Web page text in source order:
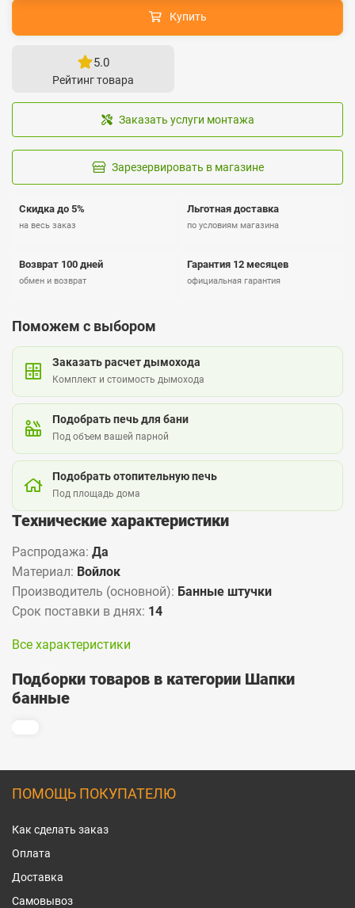
Купить
5.0
Рейтинг товара
Заказать услуги монтажа
Зарезервировать в магазине
Скидка до 5%
на весь заказ
Льготная доставка
по условиям магазина
Возврат 100 дней
обмен и возврат
Гарантия 12 месяцев
официальная гарантия
Поможем с выбором
Заказать расчет дымохода
Комплект и стоимость дымохода
Подобрать печь для бани
Под объем вашей парной
Подобрать отопительную печь
Под площадь дома
Технические характеристики
Распродажа: Да
Материал: Войлок
Производитель (основной): Банные штучки
Срок поставки в днях: 14
Все характеристики
Подборки товаров в категории Шапки
банные
ПОМОЩЬ ПОКУПАТЕЛЮ
Как сделать заказ
Оплата
Доставка
Самовывоз